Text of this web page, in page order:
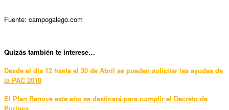
Fuente: campogalego.com
Quizás también te interese…
Desde el día 12 hasta el 30 de Abril se pueden solicitar las ayudas de
la PAC 2018
El Plan Renove este año se destinará para cumplir el Decreto de